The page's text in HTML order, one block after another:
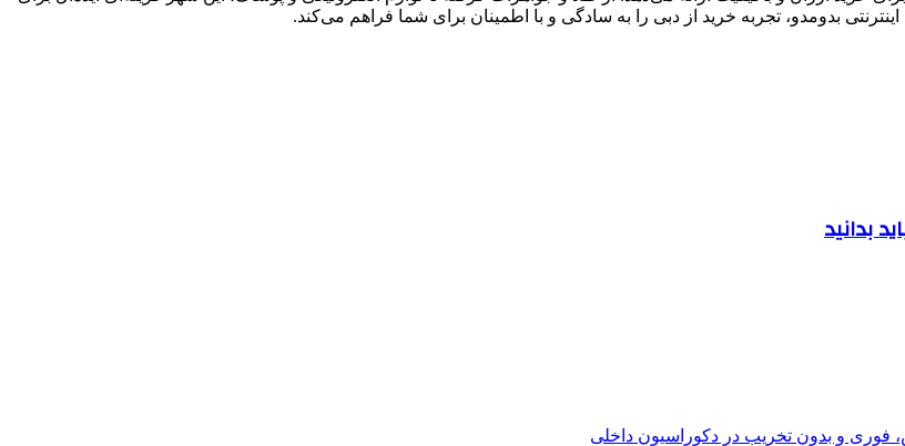
بدومدو، تجربه خرید از دبی را به سادگی و با اطمینان برای شما فراهم می‌کند.
بدانید
فوری و بدون تخریب در دکوراسیون داخلی